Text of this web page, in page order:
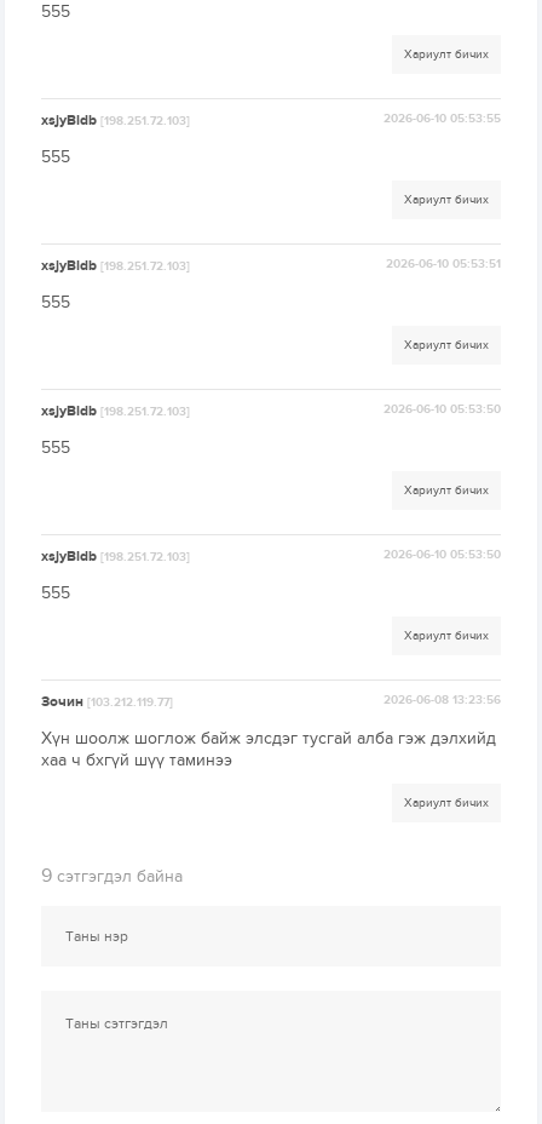
555
Хариулт бичих
xsjyBldb[198.251.72.103] 2026-06-10 05:53:55
555
Хариулт бичих
xsjyBldb[198.251.72.103] 2026-06-10 05:53:51
555
Хариулт бичих
xsjyBldb[198.251.72.103] 2026-06-10 05:53:50
555
Хариулт бичих
xsjyBldb[198.251.72.103] 2026-06-10 05:53:50
555
Хариулт бичих
Зочин[103.212.119.77] 2026-06-08 13:23:56
Хүн шоолж шоглож байж элсдэг тусгай алба гэж дэлхийд
хаа ч бхгүй шүү таминээ
Хариулт бичих
9 сэтгэгдэл байна